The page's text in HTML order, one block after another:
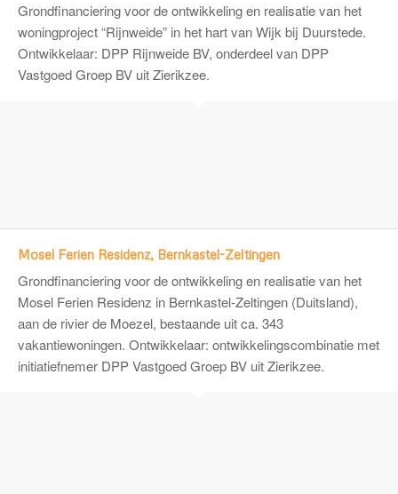
Grondfinanciering voor de ontwikkeling en realisatie van het
woningproject “Rijnweide” in het hart van Wijk bij Duurstede.
Ontwikkelaar: DPP Rijnweide BV, onderdeel van DPP
Vastgoed Groep BV uit Zierikzee.
Mosel Ferien Residenz, Bernkastel-Zeltingen
Grondfinanciering voor de ontwikkeling en realisatie van het
Mosel Ferien Residenz in Bernkastel-Zeltingen (Duitsland),
aan de rivier de Moezel, bestaande uit ca. 343
vakantiewoningen. Ontwikkelaar: ontwikkelingscombinatie met
initiatiefnemer DPP Vastgoed Groep BV uit Zierikzee.